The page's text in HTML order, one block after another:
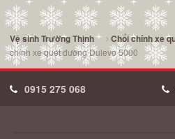
Vệ sinh Trường Thịnh Chổi chính xe
chính xe quét đường Dulevo 5000
0915 275 068